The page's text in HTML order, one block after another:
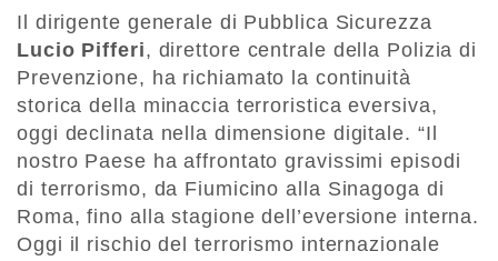
Il dirigente generale di Pubblica Sicurezza
Lucio Pifferi, direttore centrale della Polizia di
Prevenzione, ha richiamato la continuità
storica della minaccia terroristica eversiva,
oggi declinata nella dimensione digitale. “Il
nostro Paese ha affrontato gravissimi episodi
di terrorismo, da Fiumicino alla Sinagoga di
Roma, fino alla stagione dell’eversione interna.
Oggi il rischio del terrorismo internazionale